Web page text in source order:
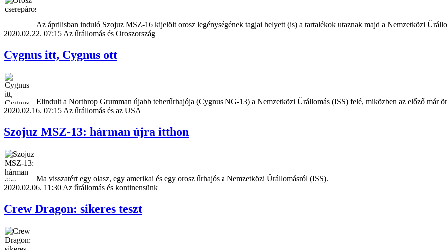
Az áprilisban induló Szojuz MSZ-16 kijelölt orosz legénységének tagjai helyett (is) a tartalékok utaznak majd a Nemzetközi
2020.02.22. 07:15Az űrállomás és Oroszország
Cygnus itt, Cygnus ott
Elindult a Northrop Grumman újabb teherűrhajója (Cygnus NG-13) a Nemzetközi Űrállomás (ISS) felé, miközben az előző már
2020.02.16. 07:15 Az űrállomás és az USA
Szojuz MSZ-13: hárman újra itthon
Ma visszatért egy olasz, egy amerikai és egy orosz űrhajós a Nemzetközi Űrállomásról (ISS).
2020.02.06. 11:30 Az űrállomás és kontinensünk
Crew Dragon: sikeres teszt